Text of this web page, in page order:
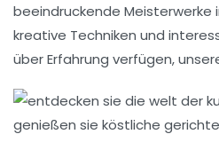
beeindruckende Meisterwerke
kreative Techniken und
über Erfahrung verfügen,